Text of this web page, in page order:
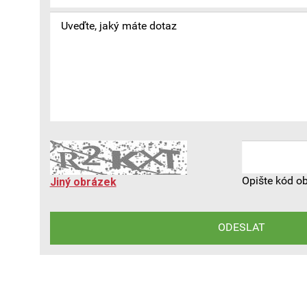
Jiný obrázek Opište kód
ODESLAT